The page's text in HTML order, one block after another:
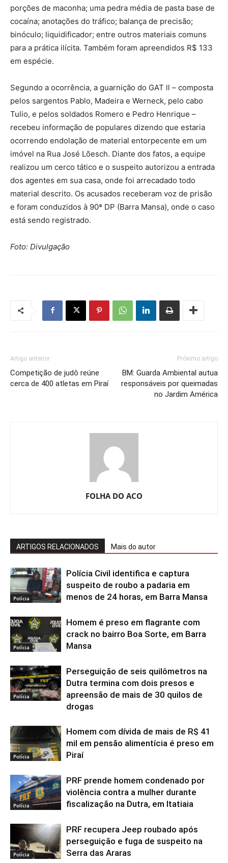
porções de maconha; uma pedra média de pasta base de
cocaína; anotações do tráfico; balança de precisão;
binóculo; liquidificador; entre outros materiais comuns
para a prática ilícita. Também foram apreendidos R$ 133
em espécie.
Segundo a ocorrência, a guarnição do GAT ll – composta
pelos sargentos Pablo, Madeira e Werneck, pelo cabo
Tulio, e pelos soldados Romero e Pedro Henrique –
recebeu informação de populares dizendo que estaria
ocorrendo endolação de material entorpecente em um
imóvel na Rua José Lõesch. Diante dos fatos, a equipe
realizou um cerco tático e o suspeito autorizou a entrada
dos agentes em sua casa, onde foi arrecadado todo
material descrito. Os acusados receberam voz de prisão
e foram conduzidos à 90ª DP (Barra Mansa), onde o caso
está sendo registrado.
Foto: Divulgação
Artigo anterior
Competição de judô reúne
cerca de 400 atletas em Piraí
Próximo artigo
BM: Guarda Ambiental autua
responsáveis por queimadas
no Jardim América
FOLHA DO ACO
ARTIGOS RELACIONADOS Mais do autor
Polícia
Polícia Civil identifica e captura
suspeito de roubo a padaria em
menos de 24 horas, em Barra Mansa
Polícia
Homem é preso em flagrante com
crack no bairro Boa Sorte, em Barra
Mansa
Polícia
Perseguição de seis quilômetros na
Dutra termina com dois presos e
apreensão de mais de 30 quilos de
drogas
Polícia
Homem com dívida de mais de R$ 41
mil em pensão alimentícia é preso em
Piraí
Polícia
PRF prende homem condenado por
violência contra a mulher durante
fiscalização na Dutra, em Itatiaia
Polícia
PRF recupera Jeep roubado após
perseguição e fuga de suspeito na
Serra das Araras